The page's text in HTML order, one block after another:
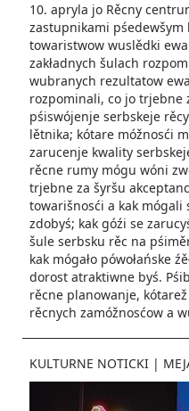
10. apryla jo Rěcny
zastupnikami pśedewšym
towaristwow wuslědki
zakładnych šulach
wubranych rezultatow
rozpominali, co jo trjebne
pśiswójenje serbskeje
lětnika; kótare móžnosći
zarucenje kwality
rěcne rumy mógu wóni
trjebne za šyršu
towarišnosći a kak
zdobyś; kak góźi se
šule serbsku rěc na
kak mógało pówo­łań­ske
dorost atraktiwne byś.
rěcne planowanje,
rěcnych­ zamóžnosćow a
KULTURNE NOTICKI |